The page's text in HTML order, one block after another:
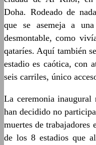
Doha. Rodeado de
que se asemeja a
desmontable, como
qataríes. Aquí también
estadio es caótica, con
seis carriles, único
La ceremonia inaugural
han decidido no
muertes de trabajadores
de los 8 estadios que